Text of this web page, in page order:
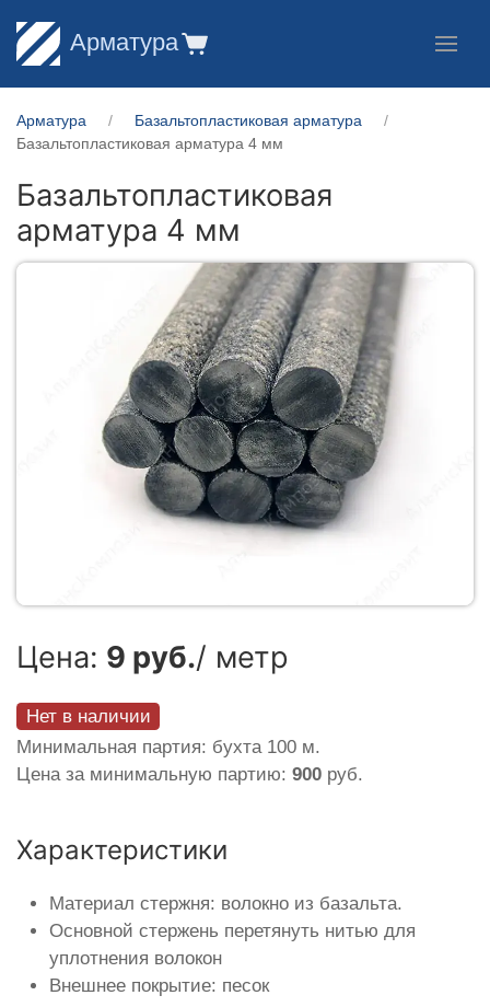
Арматура
Арматура
Базальтопластиковая арматура
Базальтопластиковая арматура 4 мм
Базальтопластиковая
арматура 4 мм
Цена: 9 руб./ метр
Нет в наличии
Минимальная партия: бухта 100 м.
Цена за минимальную партию: 900 руб.
Характеристики
Материал стержня: волокно из базальта.
Основной стержень перетянуть нитью для
уплотнения волокон
Внешнее покрытие: песок